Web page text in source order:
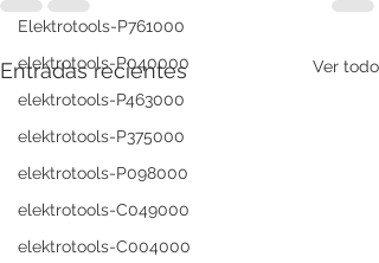
Elektrotools-P761000
elektrotools-P040000
elektrotools-P463000
elektrotools-P375000
elektrotools-P098000
elektrotools-C049000
elektrotools-C004000
Entradas recientes Ver todo